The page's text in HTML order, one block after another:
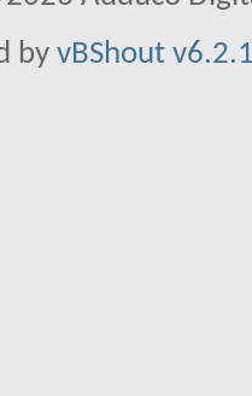
by vBShout